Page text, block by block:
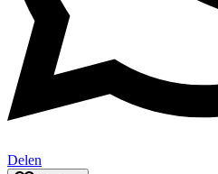
Delen